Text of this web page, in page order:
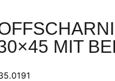
MIT